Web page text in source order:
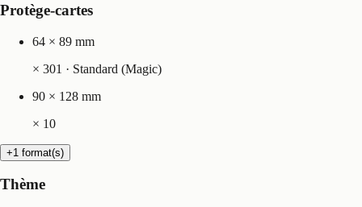
Protège-cartes
64 × 89 mm
× 301 · Standard (Magic)
90 × 128 mm
× 10
+1 format(s)
Thème